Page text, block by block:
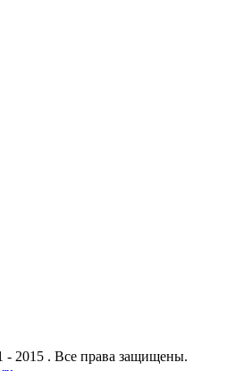
- 2015 . Все права защищены.